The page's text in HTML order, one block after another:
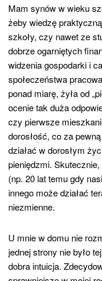
Mam synów w wieku
żeby wiedzę
szkoły, czy nawet ze
dobrze ogarniętych
widzenia gospodarki i
społeczeństwa
ponad miarę, żyła od
ocenie tak duża
czy pierwsze
dorosłość, co za
działać w dorosłym
pieniędzmi.
(np. 20 lat temu gdy
innego może działać
niezmienne.
U mnie w domu nie
jednej strony nie było
dobra intuicja.